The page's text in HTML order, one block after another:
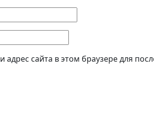
адрес сайта в этом браузере для